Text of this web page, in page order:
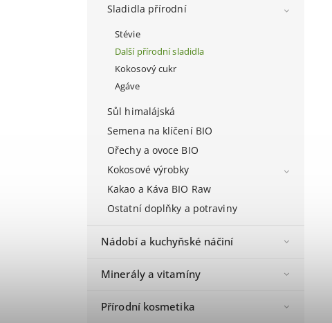
Sladidla přírodní
Stévie
Další přírodní sladidla
Kokosový cukr
Agáve
Sůl himalájská
Semena na klíčení BIO
Ořechy a ovoce BIO
Kokosové výrobky
Kakao a Káva BIO Raw
Ostatní doplňky a potraviny
Nádobí a kuchyňské náčiní
Minerály a vitamíny
Přírodní kosmetika